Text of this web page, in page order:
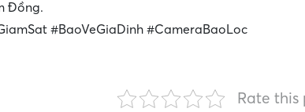
Đồng.
#BaoVeGiaDinh #CameraBaoLoc
Rate this